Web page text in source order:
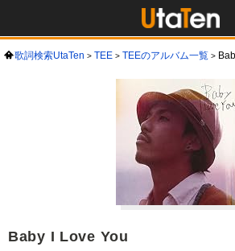
歌詞検索UtaTen TEE TEEのアルバム一覧
Baby I Love You